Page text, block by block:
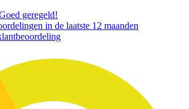
geregeld!
in de laatste 12 maanden